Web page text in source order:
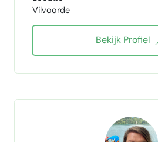
Vilvoorde
Bekijk Profiel